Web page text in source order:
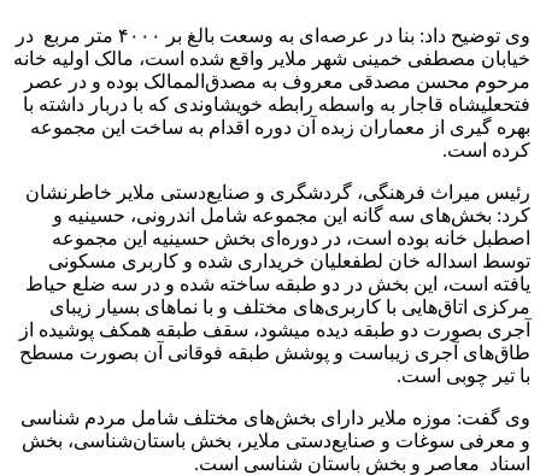
وی توضیح داد: بنا در عرصه‌ای به وسعت بالغ بر ۴۰۰۰ متر مربع در
خیابان مصطفی خمینی شهر ملایر واقع شده است، مالک اولیه خانه
مرحوم محسن مصدقی معروف به مصدق‌الممالک بوده و در عصر
فتحعلیشاه قاجار به واسطه رابطه خویشاوندی که با دربار داشته با
بهره گیری از معماران زبده آن دوره اقدام به ساخت این مجموعه
کرده است.
رئیس میراث فرهنگی، گردشگری و صنایع‌دستی ملایر خاطرنشان
کرد: بخش‌های سه گانه این مجموعه شامل‌ اندرونی، حسینیه و
اصطبل خانه بوده است، در دوره‌ای بخش حسینیه این مجموعه
توسط اسداله خان لطفعلیان خریداری شده و کاربری مسکونی
یافته است، این بخش در دو طبقه ساخته شده و در سه ضلع حیاط
مرکزی اتاق‌هایی با کاربری‌های مختلف و با نماهای بسیار زیبای
آجری بصورت دو طبقه دیده میشود، سقف طبقه همکف پوشیده از
طاق‌های آجری زیباست و پوشش طبقه فوقانی آن بصورت مسطح
با تیر چوبی است.
وی گفت: موزه ملایر دارای بخش‌های مختلف شامل مردم شناسی
و معرفی سوغات و صنایع‌دستی ملایر، ‌بخش باستان‌شناسی‌، بخش
اسناد معاصر ‌و بخش باستان شناسی‌ است.